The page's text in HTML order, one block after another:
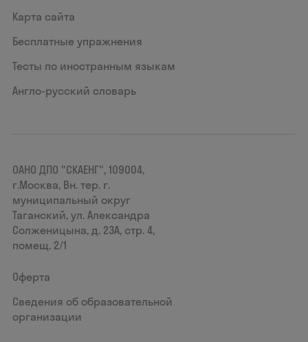
Карта сайта
Бесплатные упражнения
Тесты по иностранным языкам
Англо-русский словарь
ОАНО ДПО "СКАЕНГ", 109004,
г.Москва, Вн. тер. г.
муниципальный округ
Таганский, ул. Александра
Солженицына, д. 23А, стр. 4,
помещ. 2/1
Оферта
Сведения об образовательной
организации